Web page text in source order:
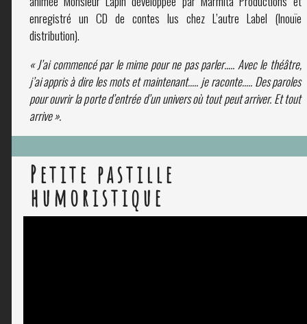
enregistré un CD de contes lus chez L’autre Label (Inouïe
distribution).
« J’ai commencé par le mime pour ne pas parler….. Avec le théâtre,
j’ai appris à dire les mots et maintenant….. je raconte….. Des paroles
pour ouvrir la porte d’entrée d’un univers où tout peut arriver. Et tout
arrive ».
Petite pastille
humoristique